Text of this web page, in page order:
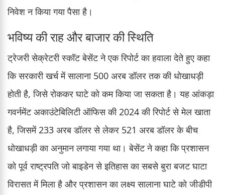
निवेश न किया गया पैसा है।
भविष्य की राह और बाजार की स्थिति
ट्रेजरी सेक्रेटरी स्कॉट बेसेंट ने एक रिपोर्ट का हवाला देते हुए कहा
कि सरकारी खर्च में सालाना 500 अरब डॉलर तक की धोखाधड़ी
होती है, जिसे रोककर घाटे को कम किया जा सकता है। यह आंकड़ा
गवर्नमेंट अकाउंटेबिलिटी ऑफिस की 2024 की रिपोर्ट से मेल खाता
है, जिसमें 233 अरब डॉलर से लेकर 521 अरब डॉलर के बीच
धोखाधड़ी का अनुमान लगाया गया था। बेसेंट ने कहा कि प्रशासन
को पूर्व राष्ट्रपति जो बाइडेन से इतिहास का सबसे बुरा बजट घाटा
विरासत में मिला है और प्रशासन का लक्ष्य सालाना घाटे को जीडीपी